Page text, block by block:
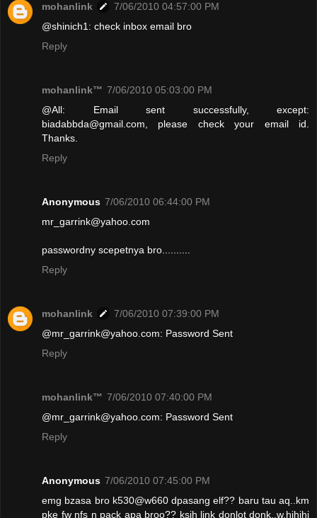
mohanlink
7/06/2010 04:57:00 PM
@shinich1: check inbox email bro
Reply
mohanlink™ 7/06/2010 05:03:00 PM
@All: Email sent successfully, except:
biadabbda@gmail.com, please check your email id.
Thanks.
Reply
Anonymous 7/06/2010 06:44:00 PM
mr_garrink@yahoo.com
passwordny scepetnya bro..........
Reply
mohanlink
7/06/2010 07:39:00 PM
@mr_garrink@yahoo.com: Password Sent
Reply
mohanlink™ 7/06/2010 07:40:00 PM
@mr_garrink@yahoo.com: Password Sent
Reply
Anonymous 7/06/2010 07:45:00 PM
emg bzasa bro k530@w660 dpasang elf?? baru tau aq..km
pke fw nfs n pack apa broo?? ksih link donlot donk..w.hihihi